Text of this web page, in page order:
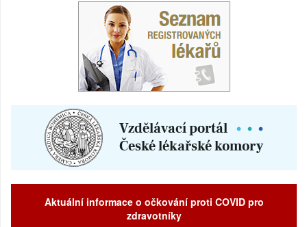
Aktuální informace o očkování proti COVID pro
zdravotníky